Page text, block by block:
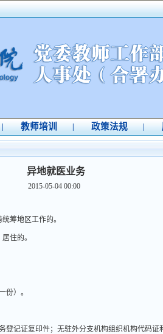
教师培训 政策法规
异地就医业务
2015-05-04 00:00
筹地区工作的。
住的。
份）。
登记证复印件；无驻外分支机构组织机构代码